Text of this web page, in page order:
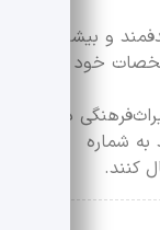
و بیشتر در
خود
در
به شماره